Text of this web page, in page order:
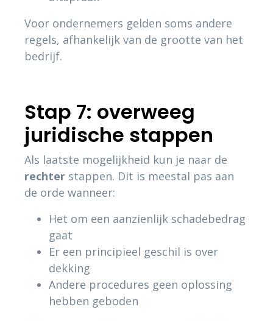
Voor ondernemers gelden soms andere
regels, afhankelijk van de grootte van het
bedrijf.
Stap 7: overweeg
juridische stappen
Als laatste mogelijkheid kun je naar de
rechter stappen. Dit is meestal pas aan
de orde wanneer:
Het om een aanzienlijk schadebedrag
gaat
Er een principieel geschil is over
dekking
Andere procedures geen oplossing
hebben geboden